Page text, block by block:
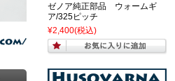
ゼノア純正部品 ウォームギ
ア/325ピッチ
¥2,400(税込)